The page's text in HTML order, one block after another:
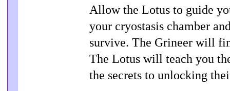
Allow the Lotus to guide
your cryostasis chamber
survive. The Grineer will
The Lotus will teach you
the secrets to unlocking